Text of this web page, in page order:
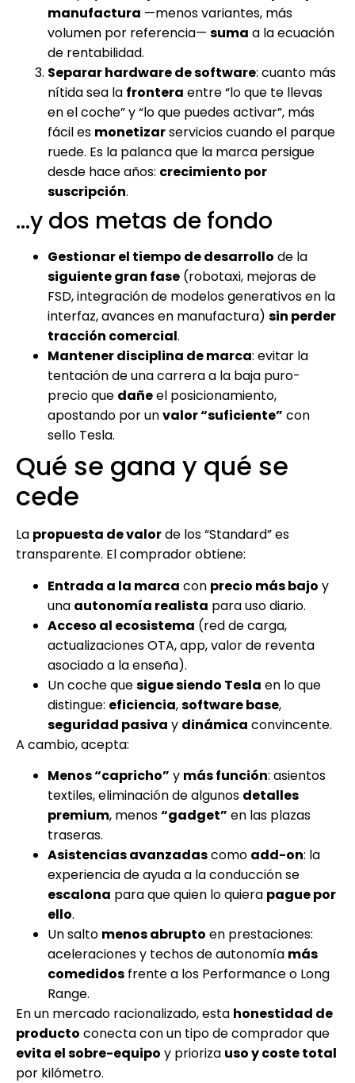
manufactura —menos variantes, más
volumen por referencia— suma a la ecuación
de rentabilidad.
Separar hardware de software: cuanto más
nítida sea la frontera entre “lo que te llevas
en el coche” y “lo que puedes activar”, más
fácil es monetizarservicios cuando el parque
ruede. Es la palanca que la marca persigue
desde hace años: crecimiento por
suscripción.
…y dos metas de fondo
Gestionar el tiempo de desarrollo de la
siguiente gran fase (robotaxi, mejoras de
FSD, integración de modelos generativos en la
interfaz, avances en manufactura) sin perder
tracción comercial.
Mantener disciplina de marca: evitar la
tentación de una carrera a la baja puro-
precio que dañeel posicionamiento,
apostando por unvalor “suficiente” con
sello Tesla.
Qué se gana y qué se
cede
La propuesta de valorde los “Standard” es
transparente. El comprador obtiene:
Entrada a la marca con precio más bajo y
una autonomía realista para uso diario.
Acceso al ecosistema (red de carga,
actualizaciones OTA, app, valor de reventa
asociado a la enseña).
Un coche quesigue siendo Tesla en lo que
distingue: eficiencia,software base,
seguridad pasiva y dinámica convincente.
A cambio, acepta:
Menos “capricho” y más función: asientos
textiles, eliminación de algunos detalles
premium, menos“gadget” en las plazas
traseras.
Asistencias avanzadascomo add-on: la
experiencia de ayuda a la conducción se
escalona para que quien lo quiera pague por
ello.
Un salto menos abrupto en prestaciones:
aceleraciones y techos de autonomía más
comedidos frente a los Performance o Long
Range.
En un mercado racionalizado, esta honestidad de
producto conecta con un tipo de comprador que
evita el sobre-equipo y prioriza uso y coste total
por kilómetro.